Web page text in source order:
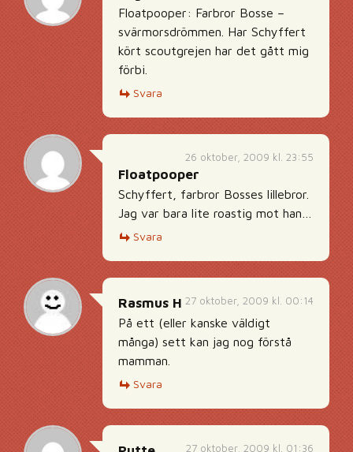
Floatpooper: Farbror Bosse –
svärmorsdrömmen. Har Schyffert
kört scoutgrejen har det gått mig
förbi.
Svara
26 oktober, 2009 kl. 23:55
Floatpooper
Schyffert, farbror Bosses lillebror.
Jag var bara lite roastig mot han…
Svara
27 oktober, 2009 kl. 00:14
Rasmus H
På ett (eller kanske väldigt
många) sett kan jag nog förstå
mamman.
Svara
27 oktober, 2009 kl. 01:36